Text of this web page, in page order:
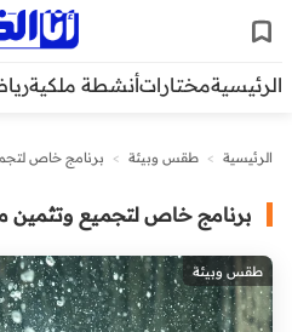
الرئيسيةمختاراتأنشطة ملكية
الرئيسية > طقس وبيئة > برنامج خاص
برنامج خاص لتجميع وتثمين
طقس وبيئة